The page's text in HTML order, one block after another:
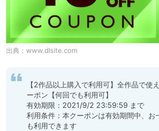
出典： www.dlsite.com
【2作品以上購入で利用可】全作品で使
ーポン【何回でも利用可】
有効期限：2021/9/2 23:59:59 まで
利用条件：本クーポンは有効期間中、お
も利用できます